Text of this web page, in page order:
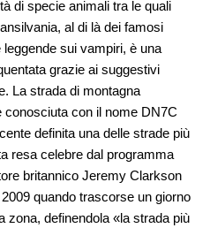
di specie animali tra le quali
al di là dei famosi
sui vampiri, è una
grazie ai suggestivi
La strada di montagna
con il nome DN7C
definita una delle strade più
resa celebre dal programma
britannico Jeremy Clarkson
quando trascorse un giorno
zona, definendola «la strada più